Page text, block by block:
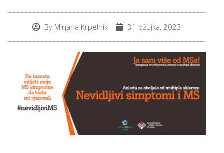
ByMirjana Krpelnik 31 ožujka, 2023